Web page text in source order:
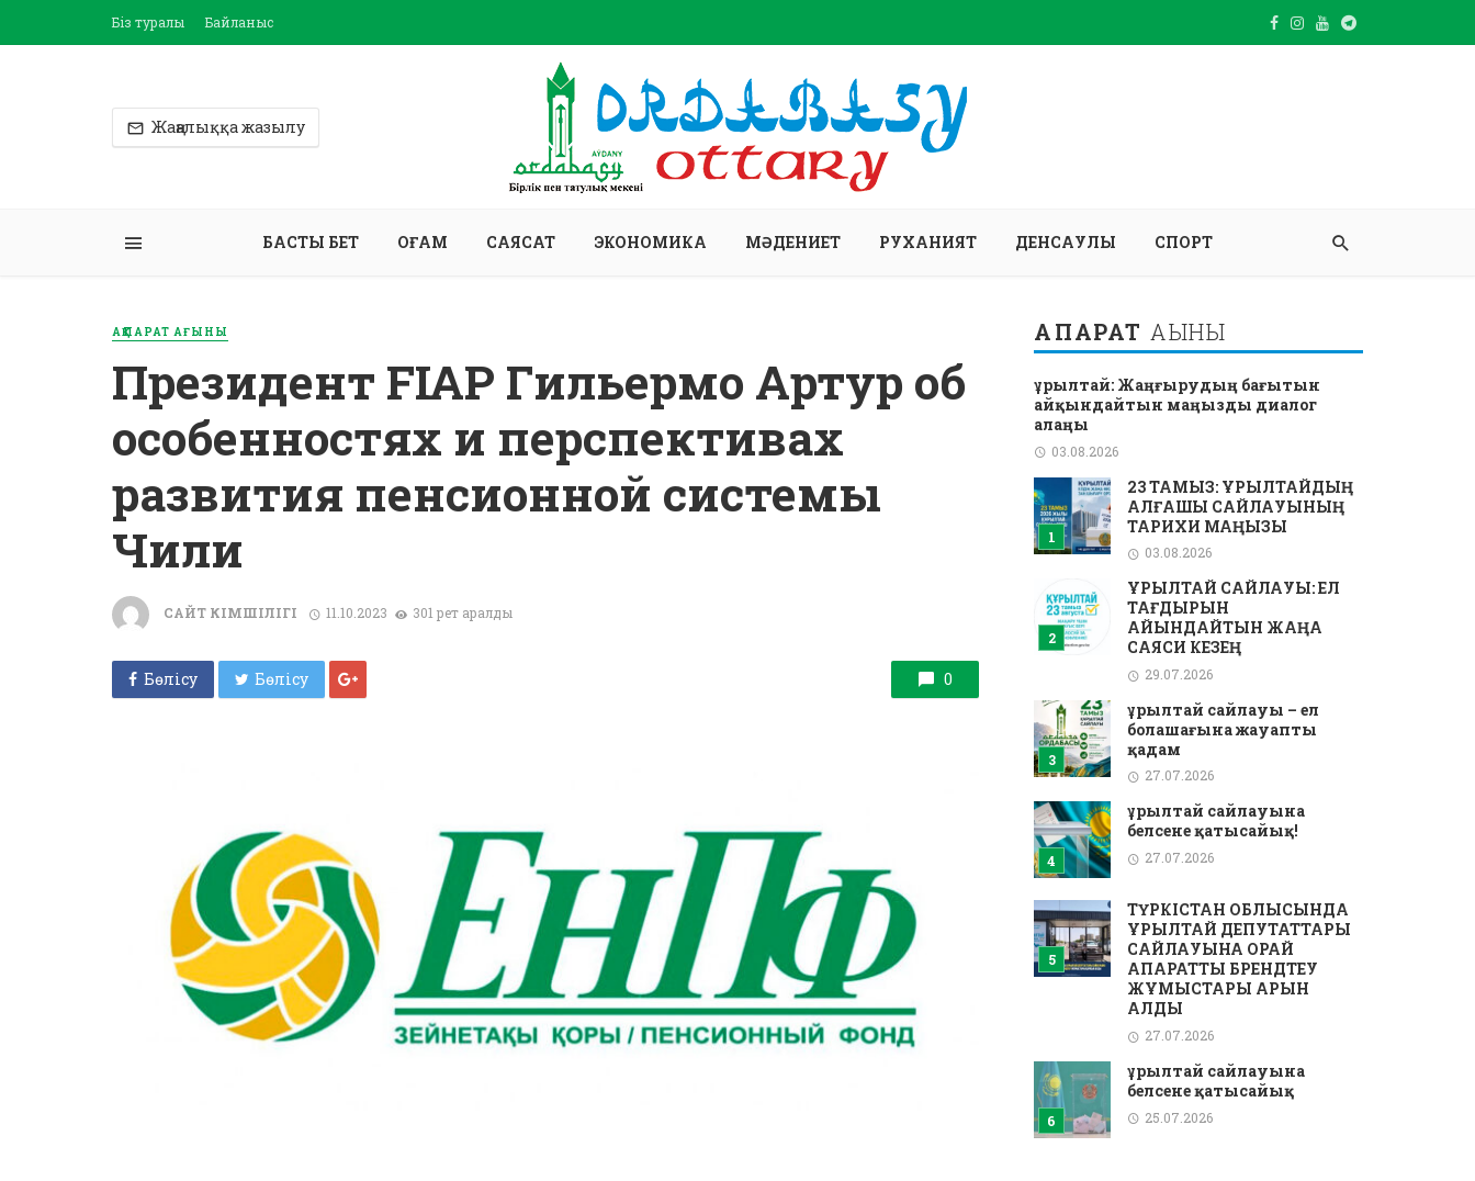
Біз туралы Байланыс
Жаңалыққа жазылу
БАСТЫ БЕТ ҚОҒАМ САЯСАТ ЭКОНОМИКА МӘДЕНИЕТ РУХАНИЯТ ДЕНСАУЛЫҚ СПОРТ
АҚПАРАТ АҒЫНЫ
Президент FIAP Гильермо Артур об
особенностях и перспективах
развития пенсионной системы
Чили
САЙТ ӘКІМШІЛІГІ 11.10.2023 301 рет қаралды
Бөлісу Бөлісу 0
АҚПАРАТ АҒЫНЫ
Құрылтай: Жаңғырудың бағытын
айқындайтын маңызды диалог
алаңы
03.08.2026
23 ТАМЫЗ: ҚҰРЫЛТАЙДЫҢ
АЛҒАШҚЫ САЙЛАУЫНЫҢ
ТАРИХИ МАҢЫЗЫ
03.08.2026
ҚҰРЫЛТАЙ САЙЛАУЫ: ЕЛ
ТАҒДЫРЫН
АЙҚЫНДАЙТЫН ЖАҢА
САЯСИ КЕЗЕҢ
29.07.2026
Құрылтай сайлауы – ел
болашағына жауапты
қадам
27.07.2026
Құрылтай сайлауына
белсене қатысайық!
27.07.2026
ТҮРКІСТАН ОБЛЫСЫНДА
ҚҰРЫЛТАЙ ДЕПУТАТТАРЫ
САЙЛАУЫНА ОРАЙ
АҚПАРАТТЫҚ БРЕНДТЕУ
ЖҰМЫСТАРЫ ҚАРҚЫН
АЛДЫ
27.07.2026
Құрылтай сайлауына
белсене қатысайық
25.07.2026